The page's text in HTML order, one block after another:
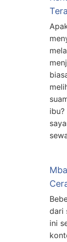
dari
ini